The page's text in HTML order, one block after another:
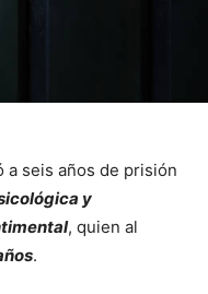
a seis años de prisión
y
, quien al
.